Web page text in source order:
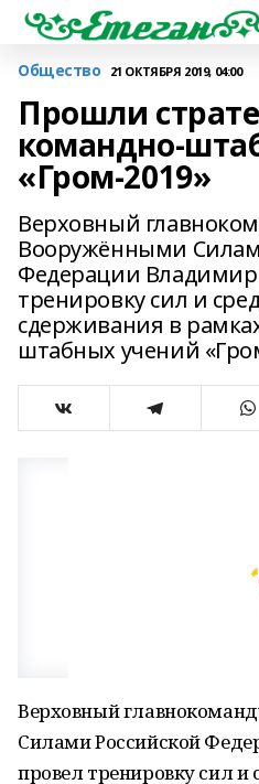
Общество 21 ОКТЯБРЯ 2019, 04:00
Прошли
командно-
«Гром-2019»
Верховный
Вооружёнными
Федерации
тренировку сил и
сдерживания в
штабных учений
Верховный
Силами Российской
провел тренировку сил и